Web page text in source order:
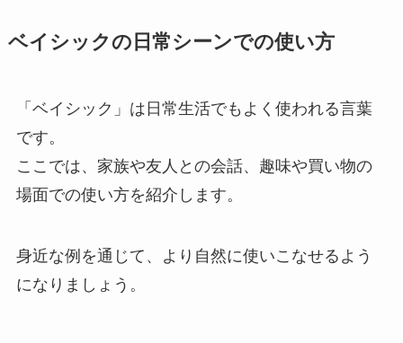
ベイシックの日常シーンでの使い方
「ベイシック」は日常生活でもよく使われる言葉
です。
ここでは、家族や友人との会話、趣味や買い物の
場面での使い方を紹介します。
身近な例を通じて、より自然に使いこなせるよう
になりましょう。